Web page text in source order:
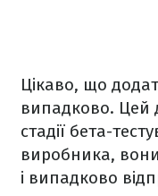
Цікаво, що
випадково. Цей
стадії бета-
виробника,
і випадково